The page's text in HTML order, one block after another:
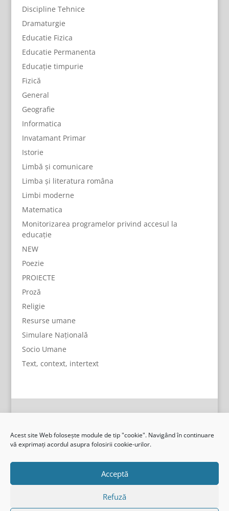
Acest site Web folosește module de tip "cookie". Navigând în continuare
vă exprimați acordul asupra folosirii cookie-urilor.
Acceptă
Refuză
Discipline Tehnice
Dramaturgie
Educatie Fizica
Educatie Permanenta
Educație timpurie
Fizică
General
Geografie
Informatica
Invatamant Primar
Istorie
Limbă și comunicare
Limba și literatura româna
Limbi moderne
Matematica
Monitorizarea programelor privind accesul la
educație
NEW
Poezie
PROIECTE
Proză
Religie
Resurse umane
Simulare Națională
Socio Umane
Text, context, intertext